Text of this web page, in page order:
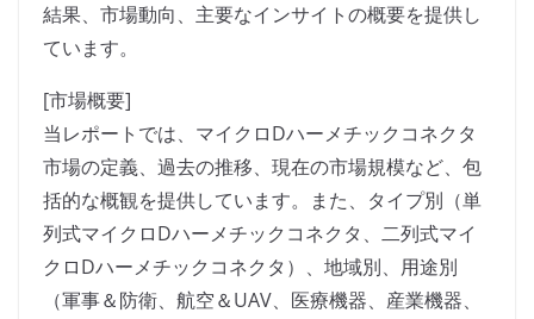
結果、市場動向、主要なインサイトの概要を提供し
ています。
[市場概要]
当レポートでは、マイクロDハーメチックコネクタ
市場の定義、過去の推移、現在の市場規模など、包
括的な概観を提供しています。また、タイプ別（単
列式マイクロDハーメチックコネクタ、二列式マイ
クロDハーメチックコネクタ）、地域別、用途別
（軍事＆防衛、航空＆UAV、医療機器、産業機器、